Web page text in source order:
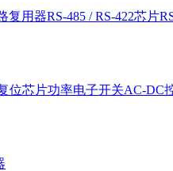
复用器RS-485 / RS-422芯片
位芯片功率电子开关AC-DC